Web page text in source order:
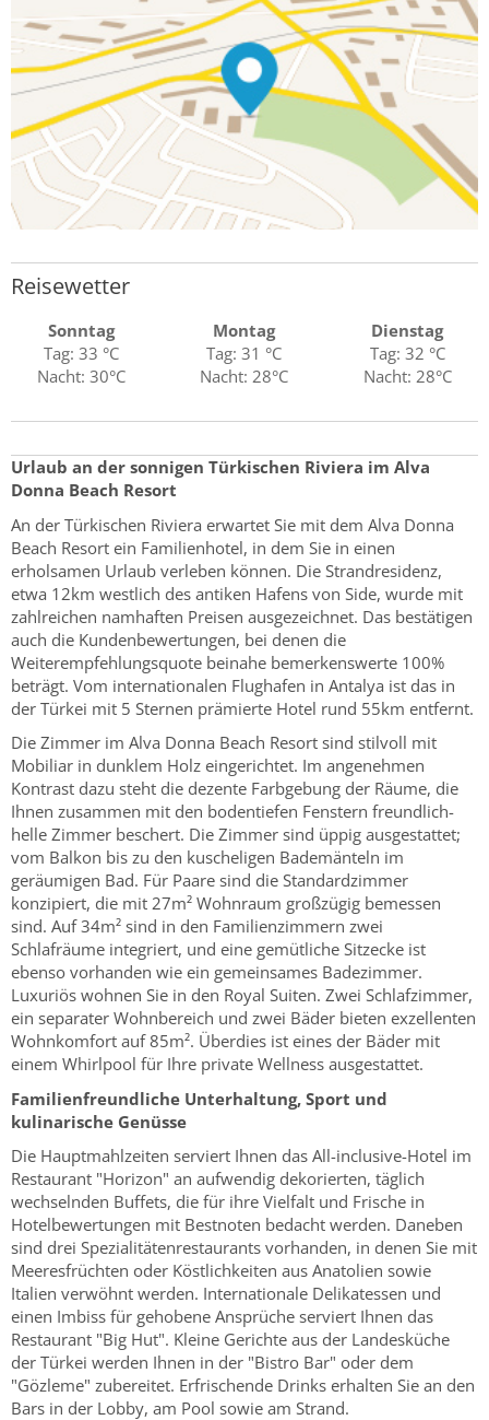
Reisewetter
Sonntag
Tag: 33 °C
Nacht: 30°C
Montag
Tag: 31 °C
Nacht: 28°C
Dienstag
Tag: 32 °C
Nacht: 28°C
Urlaub an der sonnigen Türkischen Riviera im Alva
Donna Beach Resort
An der Türkischen Riviera erwartet Sie mit dem Alva Donna
Beach Resort ein Familienhotel, in dem Sie in einen
erholsamen Urlaub verleben können. Die Strandresidenz,
etwa 12km westlich des antiken Hafens von Side, wurde mit
zahlreichen namhaften Preisen ausgezeichnet. Das bestätigen
auch die Kundenbewertungen, bei denen die
Weiterempfehlungsquote beinahe bemerkenswerte 100%
beträgt. Vom internationalen Flughafen in Antalya ist das in
der Türkei mit 5 Sternen prämierte Hotel rund 55km entfernt.
Die Zimmer im Alva Donna Beach Resort sind stilvoll mit
Mobiliar in dunklem Holz eingerichtet. Im angenehmen
Kontrast dazu steht die dezente Farbgebung der Räume, die
Ihnen zusammen mit den bodentiefen Fenstern freundlich-
helle Zimmer beschert. Die Zimmer sind üppig ausgestattet;
vom Balkon bis zu den kuscheligen Bademänteln im
geräumigen Bad. Für Paare sind die Standardzimmer
konzipiert, die mit 27m² Wohnraum großzügig bemessen
sind. Auf 34m² sind in den Familienzimmern zwei
Schlafräume integriert, und eine gemütliche Sitzecke ist
ebenso vorhanden wie ein gemeinsames Badezimmer.
Luxuriös wohnen Sie in den Royal Suiten. Zwei Schlafzimmer,
ein separater Wohnbereich und zwei Bäder bieten exzellenten
Wohnkomfort auf 85m². Überdies ist eines der Bäder mit
einem Whirlpool für Ihre private Wellness ausgestattet.
Familienfreundliche Unterhaltung, Sport und
kulinarische Genüsse
Die Hauptmahlzeiten serviert Ihnen das All-inclusive-Hotel im
Restaurant "Horizon" an aufwendig dekorierten, täglich
wechselnden Buffets, die für ihre Vielfalt und Frische in
Hotelbewertungen mit Bestnoten bedacht werden. Daneben
sind drei Spezialitätenrestaurants vorhanden, in denen Sie mit
Meeresfrüchten oder Köstlichkeiten aus Anatolien sowie
Italien verwöhnt werden. Internationale Delikatessen und
einen Imbiss für gehobene Ansprüche serviert Ihnen das
Restaurant "Big Hut". Kleine Gerichte aus der Landesküche
der Türkei werden Ihnen in der "Bistro Bar" oder dem
"Gözleme" zubereitet. Erfrischende Drinks erhalten Sie an den
Bars in der Lobby, am Pool sowie am Strand.